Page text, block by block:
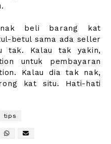
beli barang kat
betul sama ada seller
tak. Kalau tak yakin,
untuk pembayaran
Kalau dia tak nak,
kat situ. Hati-hati
tips